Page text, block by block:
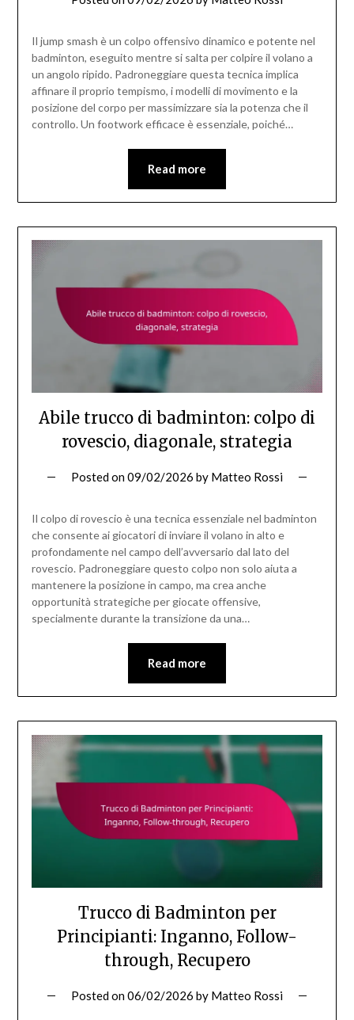
Il jump smash è un colpo offensivo dinamico e potente nel
badminton, eseguito mentre si salta per colpire il volano a
un angolo ripido. Padroneggiare questa tecnica implica
affinare il proprio tempismo, i modelli di movimento e la
posizione del corpo per massimizzare sia la potenza che il
controllo. Un footwork efficace è essenziale, poiché…
Read more
Abile trucco di badminton: colpo di
rovescio, diagonale, strategia
Posted on09/02/2026 by Matteo Rossi
Il colpo di rovescio è una tecnica essenziale nel badminton
che consente ai giocatori di inviare il volano in alto e
profondamente nel campo dell’avversario dal lato del
rovescio. Padroneggiare questo colpo non solo aiuta a
mantenere la posizione in campo, ma crea anche
opportunità strategiche per giocate offensive,
specialmente durante la transizione da una…
Read more
Trucco di Badminton per
Principianti: Inganno, Follow-
through, Recupero
Posted on06/02/2026 by Matteo Rossi